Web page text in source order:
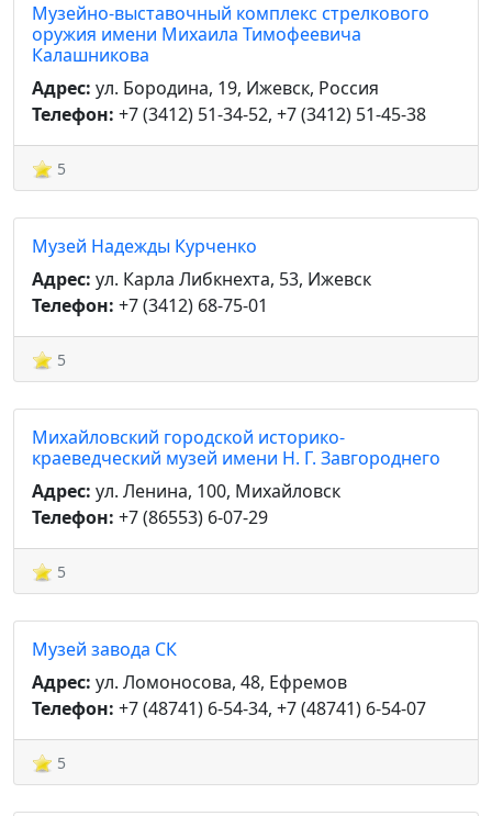
Музейно-выставочный комплекс стрелкового
оружия имени Михаила Тимофеевича
Калашникова
Адрес: ул. Бородина, 19, Ижевск, Россия
Телефон: +7 (3412) 51-34-52, +7 (3412) 51-45-38
5
Музей Надежды Курченко
Адрес: ул. Карла Либкнехта, 53, Ижевск
Телефон: +7 (3412) 68-75-01
5
Михайловский городской историко-
краеведческий музей имени Н. Г. Завгороднего
Адрес: ул. Ленина, 100, Михайловск
Телефон: +7 (86553) 6-07-29
5
Музей завода СК
Адрес: ул. Ломоносова, 48, Ефремов
Телефон: +7 (48741) 6-54-34, +7 (48741) 6-54-07
5